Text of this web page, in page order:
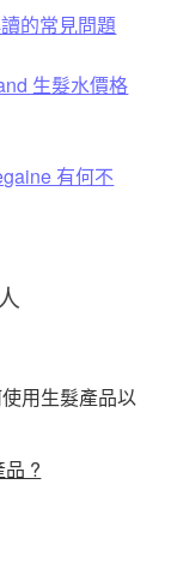
的常見問題
生髮水價格
有何不
用生髮產品以
?